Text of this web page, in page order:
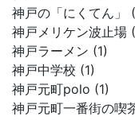
神戸の「にくてん」
神戸メリケン波止場
神戸ラーメン (1)
神戸中学校 (1)
神戸元町polo (1)
神戸元町一番街の喫